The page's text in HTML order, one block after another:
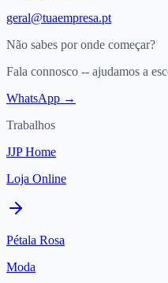
geral@tuaempresa.pt
Não sabes por onde começar?
Fala connosco -- ajudamos a
WhatsApp →
Trabalhos
JJP Home
Loja Online
Pétala Rosa
Moda